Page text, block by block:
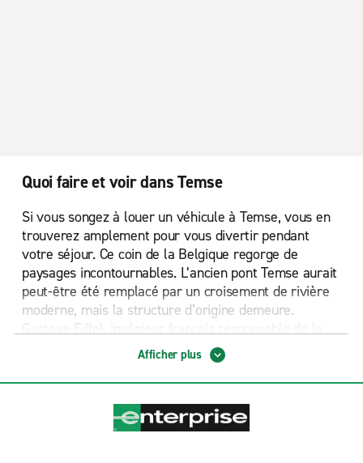
Quoi faire et voir dans Temse
Si vous songez à louer un véhicule à Temse, vous en
trouverez amplement pour vous divertir pendant
votre séjour. Ce coin de la Belgique regorge de
paysages incontournables. L’ancien pont Temse aurait
peut-être été remplacé par un croisement de rivière
moderne, mais la structure d’origine demeure.
Gustave Eiffel, ingénieur français responsable de la
Tour Eiffel, était le cerveau derrière cette œuvre
Temse abrite également des églises et des
cathédrales vieilles de siècles. L’Église de notre
femme remonte aux années 700, bien que les
Afficher plus